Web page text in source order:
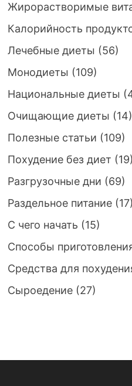
Жирорастворимые
Калорийность
Лечебные диеты (56)
Монодиеты (109)
Национальные диеты
Очищающие диеты (14)
Полезные статьи (109)
Похудение без диет (19)
Разгрузочные дни (69)
Раздельное питание(17)
С чего начать (15)
Способы
Средства для
Сыроедение(27)